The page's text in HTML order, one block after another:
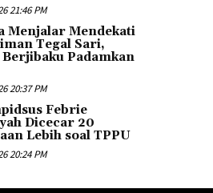
21:46 PM
Menjalar Mendekati
Tegal Sari,
Berjibaku Padamkan
20:37 PM
Febrie
Dicecar 20
Lebih soal TPPU
20:24 PM